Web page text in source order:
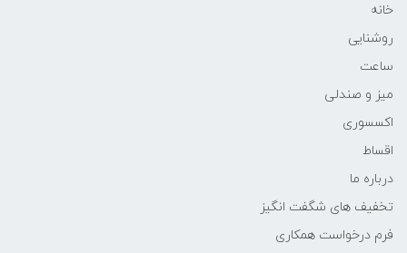
خانه
روشنایی
ساعت
میز و صندلی
اکسسوری
اقساط
درباره ما
تخفیف های شگفت انگیز
فرم درخواست همکاری